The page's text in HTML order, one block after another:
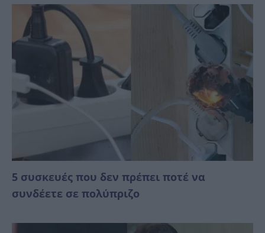
5 συσκευές που δεν πρέπει ποτέ να
συνδέετε σε πολύπριζο